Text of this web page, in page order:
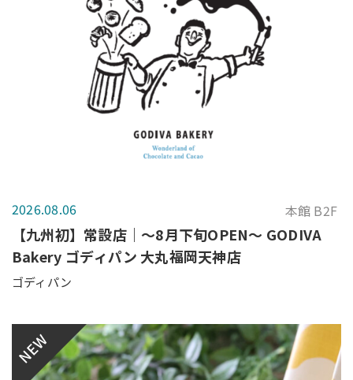
2026.08.06 本館 B2F
【九州初】常設店｜～8月下旬OPEN～ GODIVA
Bakery ゴディパン 大丸福岡天神店
ゴディパン
NEW